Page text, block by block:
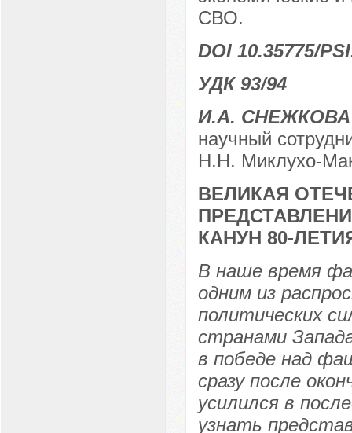
СВО.
DOI 10.35775/
УДК 93/94
И.А. СНЕЖКОВА
научный
Н.Н. Миклухо-
ВЕЛИКАЯ
КАНУН 80-
В наше время
одним из
политических
странами
в победе над
сразу после
усилился в
узнать